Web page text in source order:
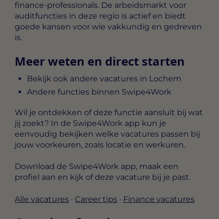
finance-professionals. De arbeidsmarkt voor
auditfuncties in deze regio is actief en biedt
goede kansen voor wie vakkundig en gedreven
is.
Meer weten en direct starten
Bekijk ook andere vacatures in Lochem
Andere functies binnen Swipe4Work
Wil je ontdekken of deze functie aansluit bij wat
jij zoekt? In de Swipe4Work app kun je
eenvoudig bekijken welke vacatures passen bij
jouw voorkeuren, zoals locatie en werkuren.
Download de Swipe4Work app, maak een
profiel aan en kijk of deze vacature bij je past.
Alle vacatures · Career tips · Finance vacatures